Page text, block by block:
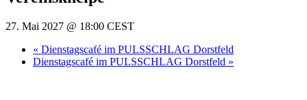
27. Mai 2027 @ 18:00 CEST
« Dienstagscafé im PULSSCHLAG Dorstfeld
Dienstagscafé im PULSSCHLAG Dorstfeld »